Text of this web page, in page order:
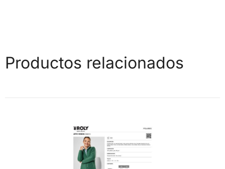
Productos relacionados